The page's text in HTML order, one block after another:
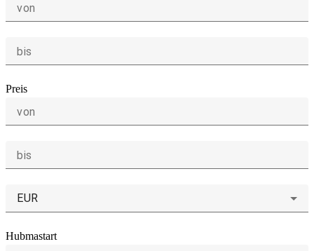
von
bis
Preis
von
bis
EUR
Hubmastart